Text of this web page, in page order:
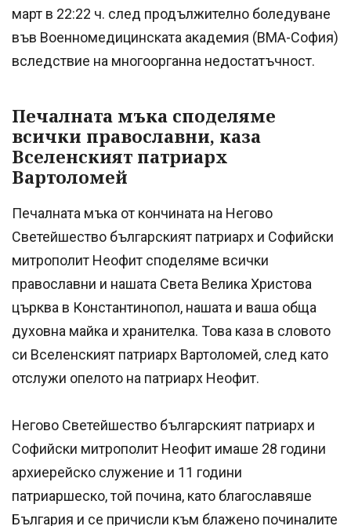
март в 22:22 ч. след продължително боледуване
във Военномедицинската академия (ВМА-София)
вследствие на многоорганна недостатъчност.
Печалната мъка споделяме
всички православни, каза
Вселенският патриарх
Вартоломей
Печалната мъка от кончината на Негово
Светейшество българският патриарх и Софийски
митрополит Неофит споделяме всички
православни и нашата Света Велика Христова
църква в Константинопол, нашата и ваша обща
духовна майка и хранителка. Това каза в словото
си Вселенският патриарх Вартоломей, след като
отслужи опелото на патриарх Неофит.
Негово Светейшество българският патриарх и
Софийски митрополит Неофит имаше 28 години
архиерейско служение и 11 години
патриаршеско, той почина, като благославяше
България и се причисли към блажено починалите